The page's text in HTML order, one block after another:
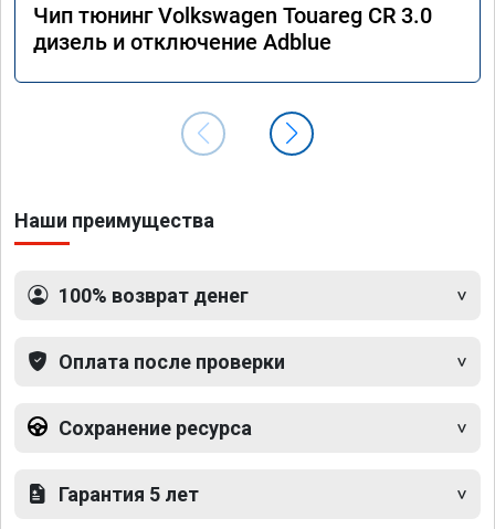
Чип тюнинг Volkswagen Touareg CR 3.0
дизель и отключение Adblue
Наши преимущества
100% возврат денег
Оплата после проверки
Сохранение ресурса
Гарантия 5 лет